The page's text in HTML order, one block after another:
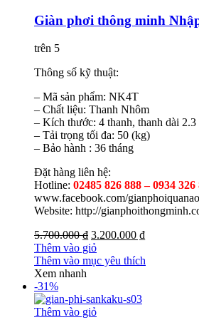
Giàn phơi thông minh
trên 5
Thông số kỹ thuật:
– Mã sản phẩm: NK4T
– Chất liệu: Thanh Nhôm
– Kích thước: 4 thanh, thanh dài 2.3
– Tải trọng tối đa: 50 (kg)
– Bảo hành : 36 tháng
Đặt hàng liên hệ:
Hotline: 02485 826 888 – 0934 326
www.facebook.com/
Website: http://
5.700.000 ₫ 3.200.000 ₫
Thêm vào giỏ
Thêm vào mục yêu thích
Xem nhanh
-31%
Thêm vào giỏ